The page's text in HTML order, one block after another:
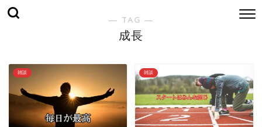
― TAG ―
成長
雑談 雑談